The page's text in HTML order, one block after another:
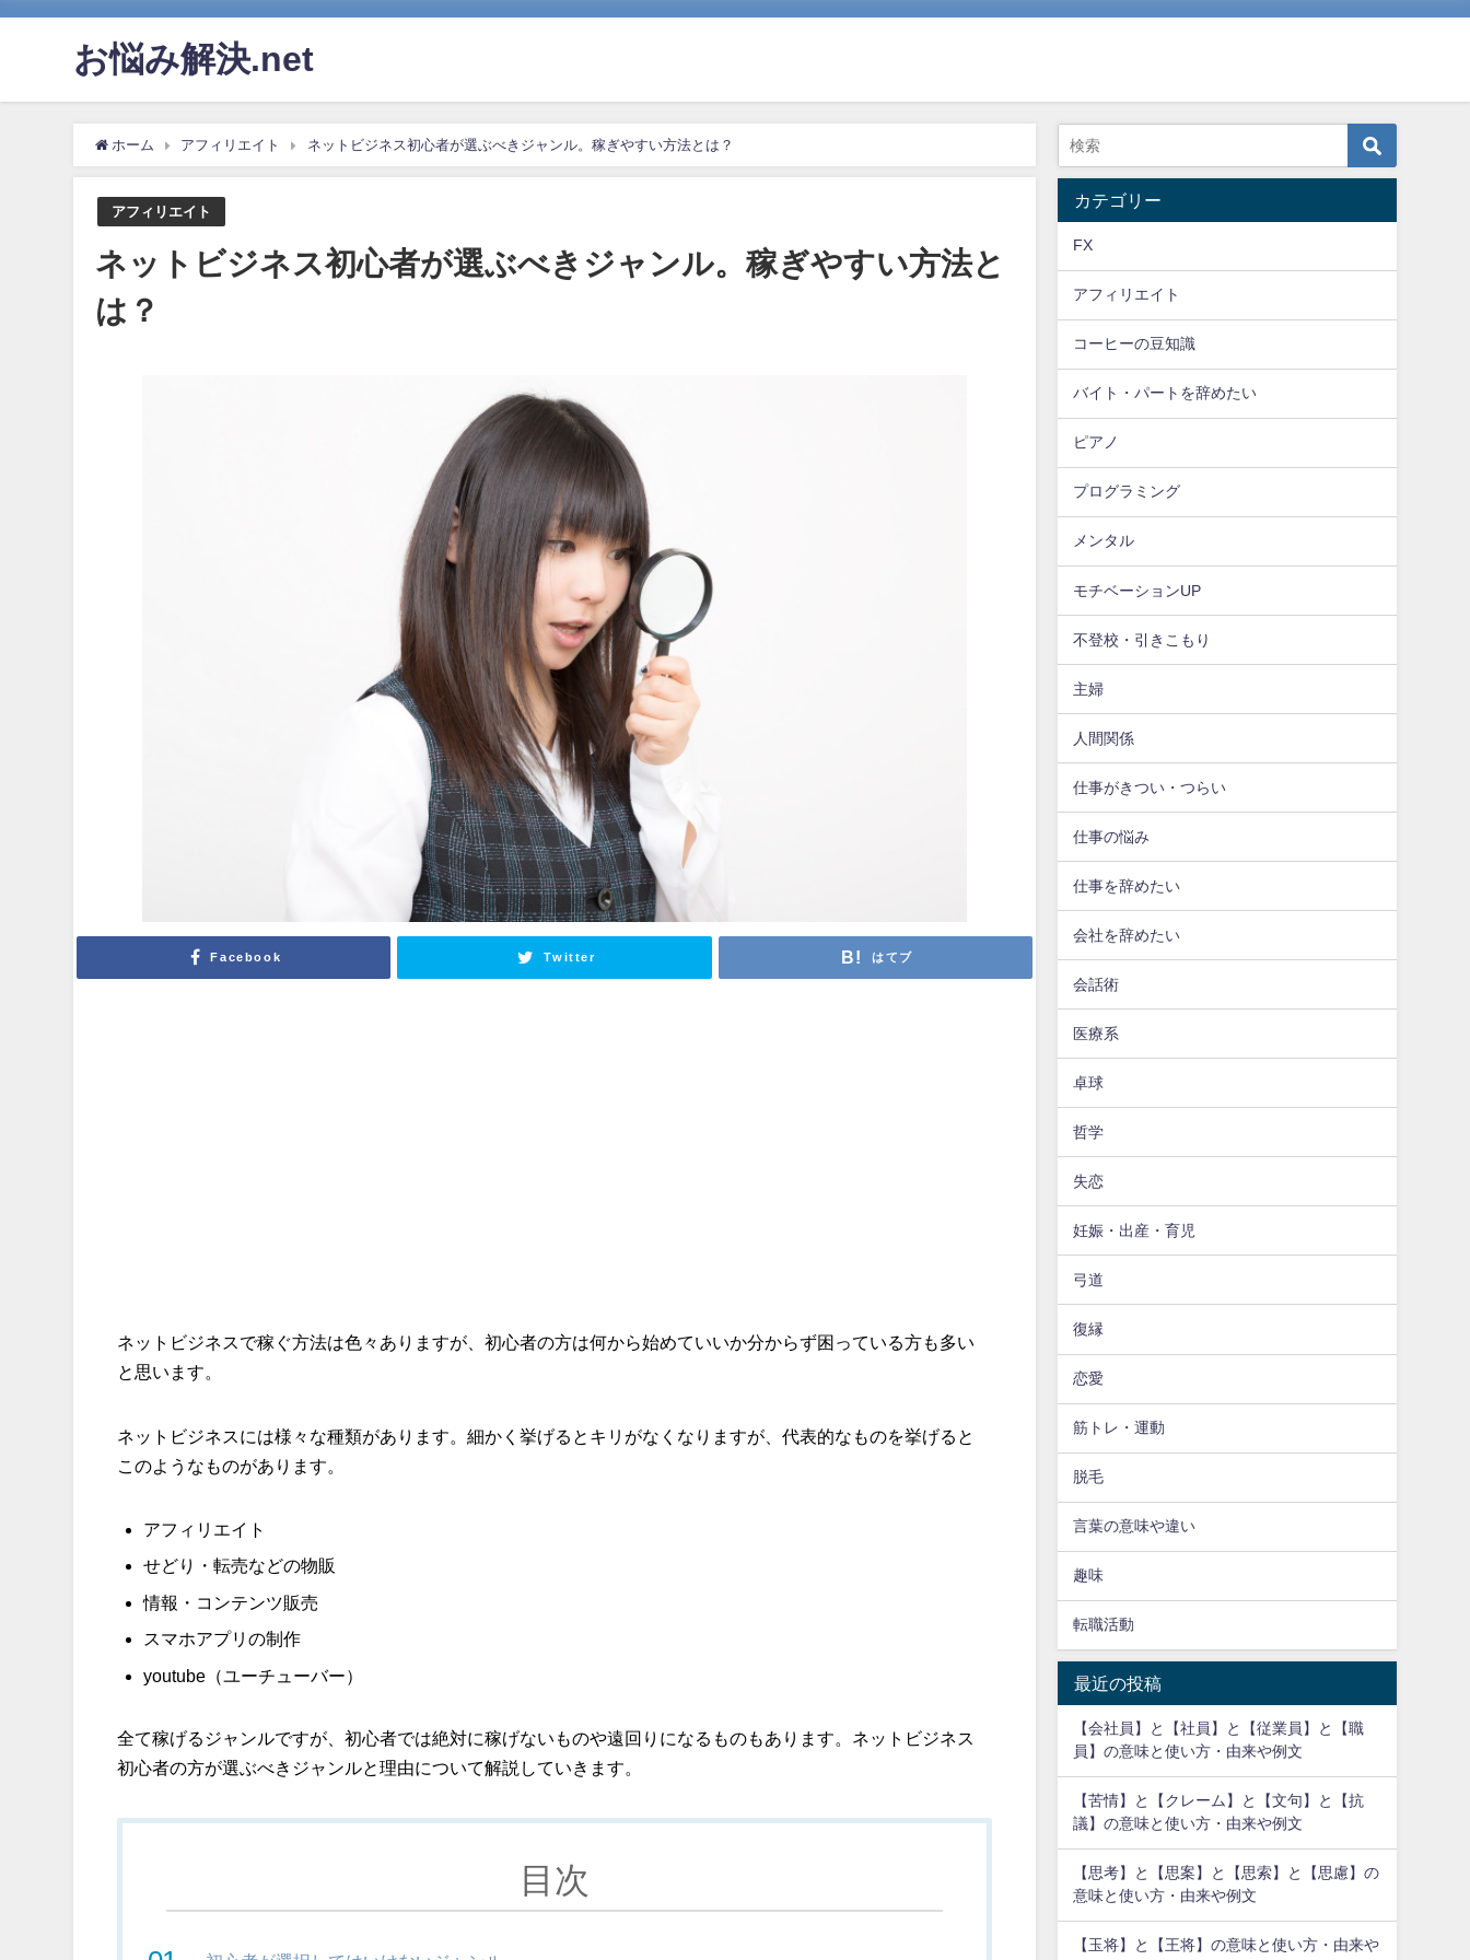
お悩み解決.net
ホーム アフィリエイト ネットビジネス初心者が選ぶべきジャンル。稼ぎやすい方法とは？
アフィリエイト
ネットビジネス初心者が選ぶべきジャンル。稼ぎやすい方法と
は？
Facebook Twitter はてブ
ネットビジネスで稼ぐ方法は色々ありますが、初心者の方は何から始めていいか分からず困っている方も多い
と思います。
ネットビジネスには様々な種類があります。細かく挙げるとキリがなくなりますが、代表的なものを挙げると
このようなものがあります。
アフィリエイト
せどり・転売などの物販
情報・コンテンツ販売
スマホアプリの制作
youtube（ユーチューバー）
全て稼げるジャンルですが、初心者では絶対に稼げないものや遠回りになるものもあります。ネットビジネス
初心者の方が選ぶべきジャンルと理由について解説していきます。
目次
カテゴリー
FX
アフィリエイト
コーヒーの豆知識
バイト・パートを辞めたい
ピアノ
プログラミング
メンタル
モチベーションUP
不登校・引きこもり
主婦
人間関係
仕事がきつい・つらい
仕事の悩み
仕事を辞めたい
会社を辞めたい
会話術
医療系
卓球
哲学
失恋
妊娠・出産・育児
弓道
復縁
恋愛
筋トレ・運動
脱毛
言葉の意味や違い
趣味
転職活動
最近の投稿
【会社員】と【社員】と【従業員】と【職
員】の意味と使い方・由来や例文
【苦情】と【クレーム】と【文句】と【抗
議】の意味と使い方・由来や例文
【思考】と【思案】と【思索】と【思慮】の
意味と使い方・由来や例文
【玉将】と【王将】の意味と使い方・由来や